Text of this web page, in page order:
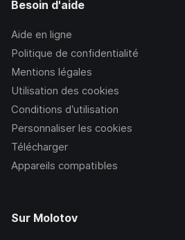
Besoin d'aide
Aide en ligne
Politique de confidentialité
Mentions légales
Utilisation des cookies
Conditions d’utilisation
Personnaliser les cookies
Télécharger
Appareils compatibles
Sur Molotov